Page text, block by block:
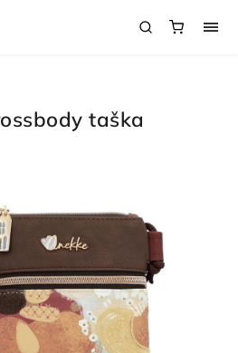
taška